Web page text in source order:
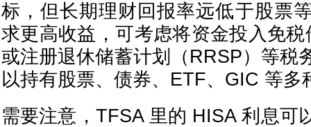
标，但长期理财回报率远低于股票
求更高收益，可考虑将资金投入免
或注册退休储蓄计划（RRSP）等税
以持有股票、债券、ETF、GIC 等多
需要注意，TFSA 里的 HISA 利息可